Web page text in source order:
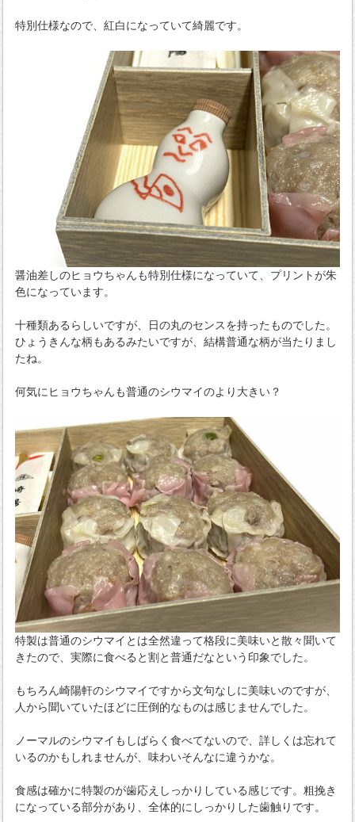
特別仕様なので、紅白になっていて綺麗です。
醤油差しのヒョウちゃんも特別仕様になっていて、プリントが朱
色になっています。
十種類あるらしいですが、日の丸のセンスを持ったものでした。
ひょうきんな柄もあるみたいですが、結構普通な柄が当たりまし
たね。
何気にヒョウちゃんも普通のシウマイのより大きい？
特製は普通のシウマイとは全然違って格段に美味いと散々聞いて
きたので、実際に食べると割と普通だなという印象でした。
もちろん崎陽軒のシウマイですから文句なしに美味いのですが、
人から聞いていたほどに圧倒的なものは感じませんでした。
ノーマルのシウマイもしばらく食べてないので、詳しくは忘れて
いるのかもしれませんが、味わいそんなに違うかな。
食感は確かに特製のが歯応えしっかりしている感じです。粗挽き
になっている部分があり、全体的にしっかりした歯触りです。